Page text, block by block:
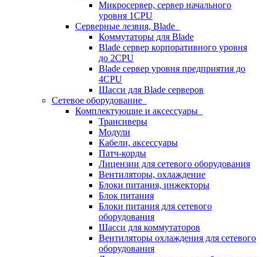
Микросервер, сервер начального
уровня 1CPU
Серверные лезвия, Blade
Коммутаторы для Blade
Blade сервер корпоративного уровня
до 2CPU
Blade сервер уровня предприятия до
4CPU
Шасси для Blade серверов
Сетевое оборудование
Комплектующие и аксессуары
Трансиверы
Модули
Кабели, аксессуары
Патч-корды
Лицензии для сетевого оборудования
Вентиляторы, охлаждение
Блоки питания, инжекторы
Блок питания
Блоки питания для сетевого
оборудования
Шасси для коммутаторов
Вентиляторы охлаждения для сетевого
оборудования